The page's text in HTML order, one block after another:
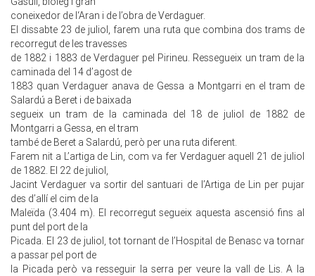
coneixedor de l‘Aran i de l’obra de Verdaguer.
El dissabte 23 de juliol, farem una ruta que combina dos trams de
recorregut de les travesses
de 1882 i 1883 de Verdaguer pel Pirineu. Ressegueix un tram de la
caminada del 14 d’agost de
1883 quan Verdaguer anava de Gessa a Montgarri en el tram de
Salardú a Beret i de baixada
segueix un tram de la caminada del 18 de juliol de 1882 de
Montgarri a Gessa, en el tram
també de Beret a Salardú, però per una ruta diferent.
Farem nit a L’artiga de Lin, com va fer Verdaguer aquell 21 de juliol
de 1882. El 22 de juliol,
Jacint Verdaguer va sortir del santuari de l’Artiga de Lin per pujar
des d’allí el cim de la
Maleïda (3.404 m). El recorregut segueix aquesta ascensió fins al
punt del port de la
Picada. El 23 de juliol, tot tornant de l’Hospital de Benasc va tornar
a passar pel port de
la Picada però va resseguir la serra per veure la vall de Lis. A la